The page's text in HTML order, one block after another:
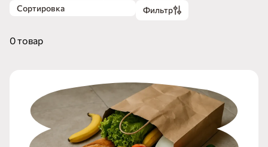
Сортировка Фильтр
0 товар